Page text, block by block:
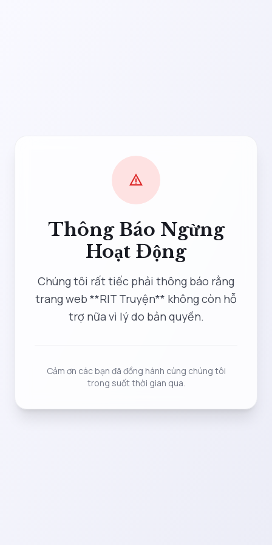
warning
Thông Báo Ngừng
Hoạt Động
Chúng tôi rất tiếc phải thông báo rằng
trang web **RIT Truyện** không còn hỗ
trợ nữa vì lý do bản quyền.
Cảm ơn các bạn đã đồng hành cùng chúng tôi
trong suốt thời gian qua.